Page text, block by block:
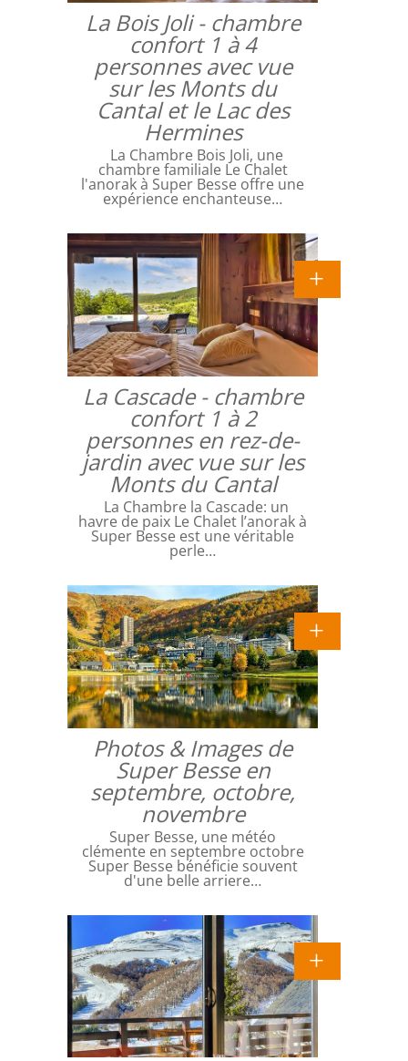
La Bois Joli - chambre
confort 1 à 4
personnes avec vue
sur les Monts du
Cantal et le Lac des
Hermines
La Chambre Bois Joli, une
chambre familiale Le Chalet
l'anorak à Super Besse offre une
expérience enchanteuse…
La Cascade - chambre
confort 1 à 2
personnes en rez-de-
jardin avec vue sur les
Monts du Cantal
La Chambre la Cascade: un
havre de paix Le Chalet l’anorak à
Super Besse est une véritable
perle…
Photos & Images de
Super Besse en
septembre, octobre,
novembre
Super Besse, une météo
clémente en septembre octobre
Super Besse bénéficie souvent
d'une belle arriere…